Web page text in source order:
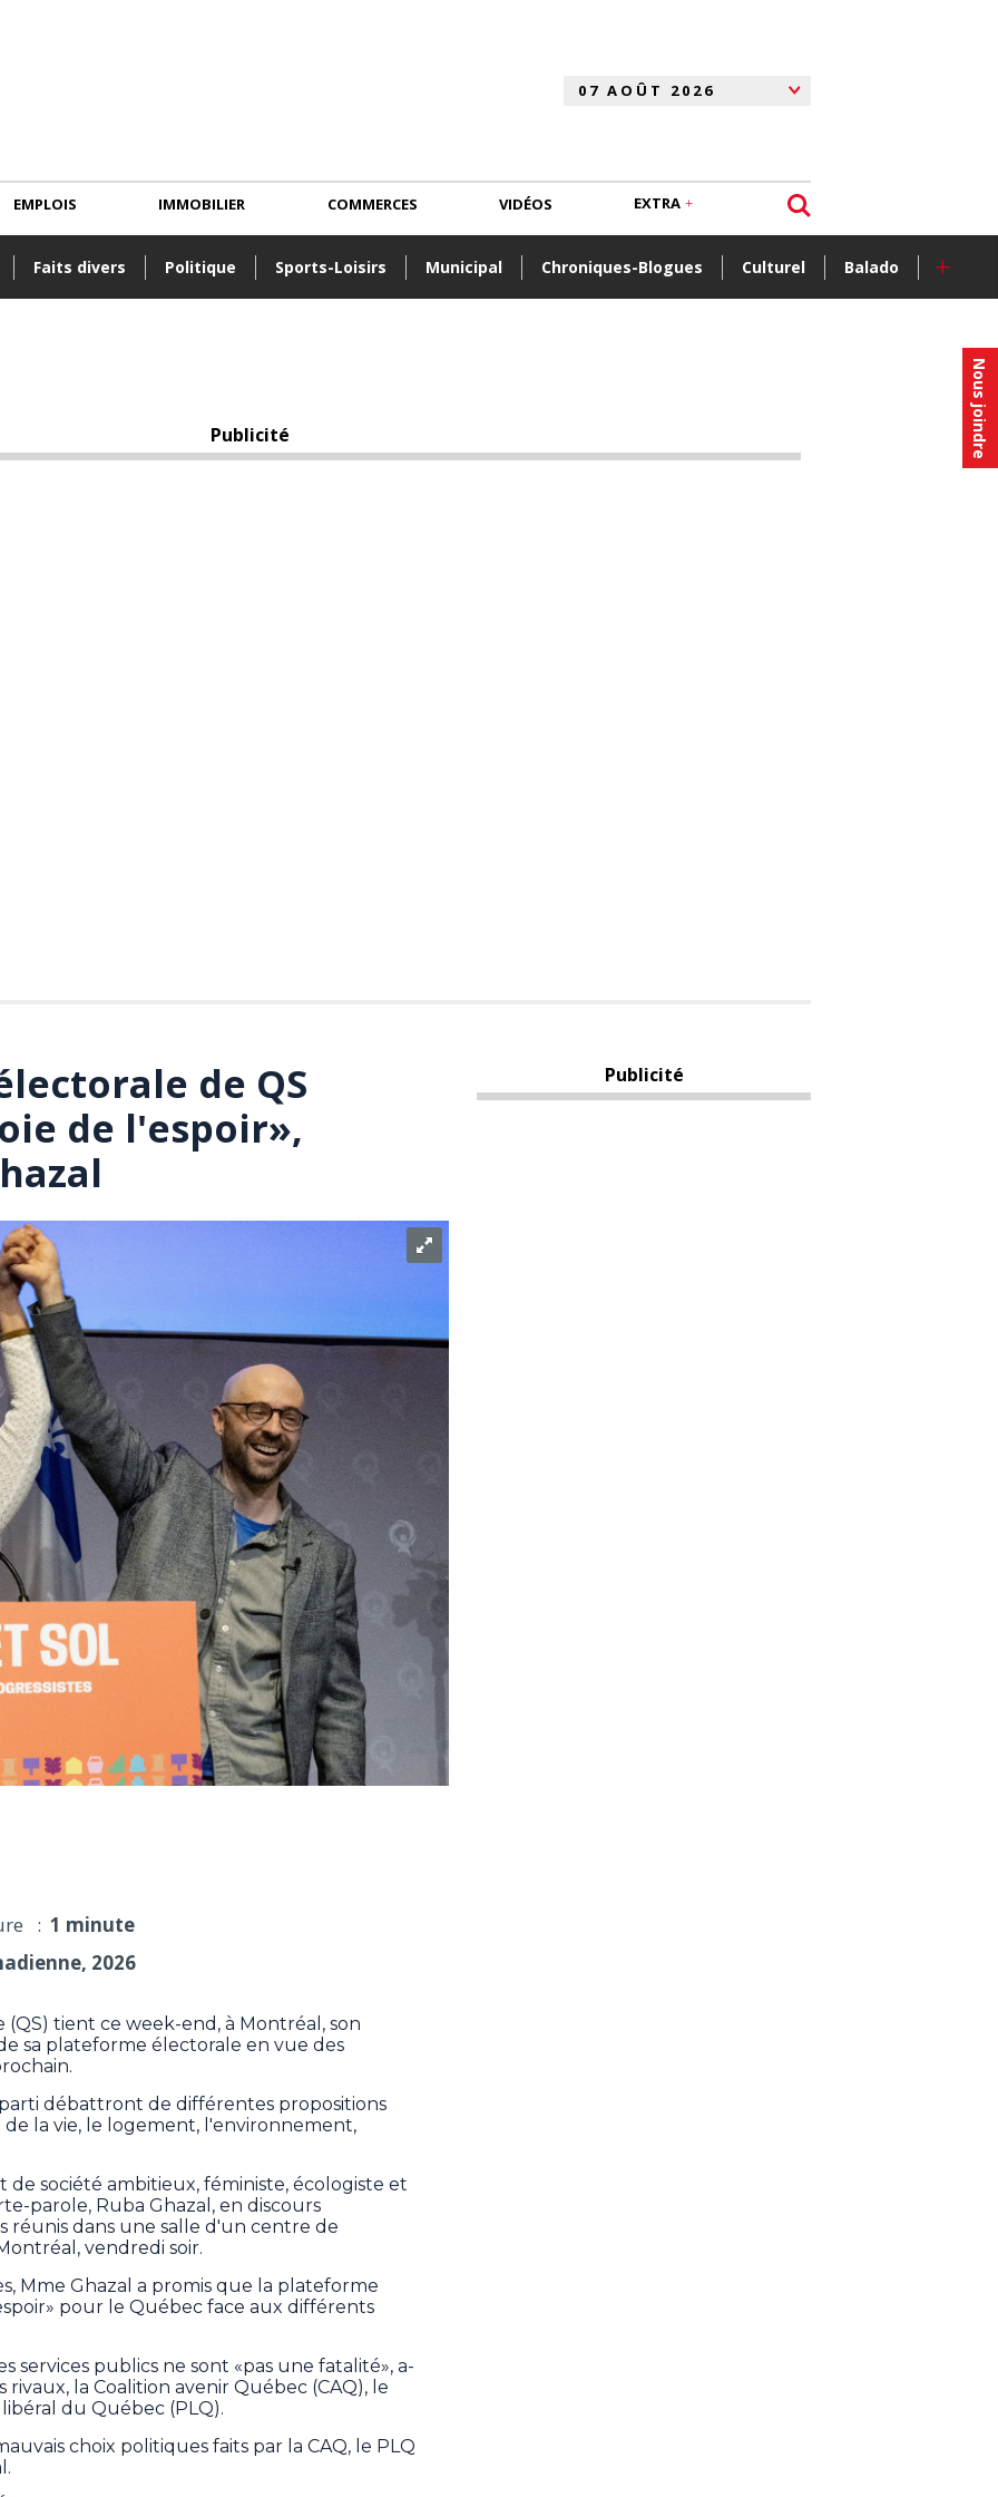
Nous joindre
Faits divers Politique Sports-Loisirs Municipal Chroniques-Blogues Culturel Balado +
EMPLOIS IMMOBILIER COMMERCES VIDÉOS EXTRA
Publicité
de QS
de l'espoir»,
: 1 minute
2026
tient ce week-end, à Montréal, son
sa plateforme électorale en vue des
débattront de différentes propositions
la vie, le logement, l'environnement,
de société ambitieux, féministe, écologiste et
parole, Ruba Ghazal, en discours
dans une salle d'un centre de
vendredi soir.
Mme Ghazal a promis que la plateforme
pour le Québec face aux différents
services publics ne sont «pas une fatalité», a-
la Coalition avenir Québec (CAQ), le
du Québec (PLQ).
choix politiques faits par la CAQ, le PLQ
Publicité